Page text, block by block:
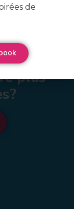
plus
de